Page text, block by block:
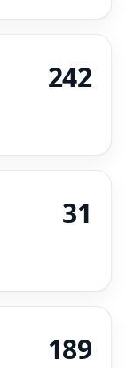
242
31
189